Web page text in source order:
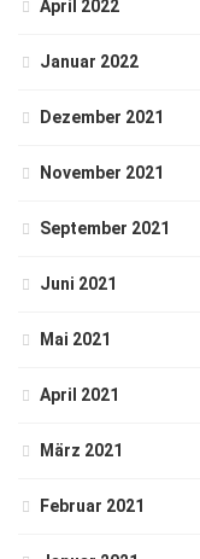
April 2022
Januar 2022
Dezember 2021
November 2021
September 2021
Juni 2021
Mai 2021
April 2021
März 2021
Februar 2021